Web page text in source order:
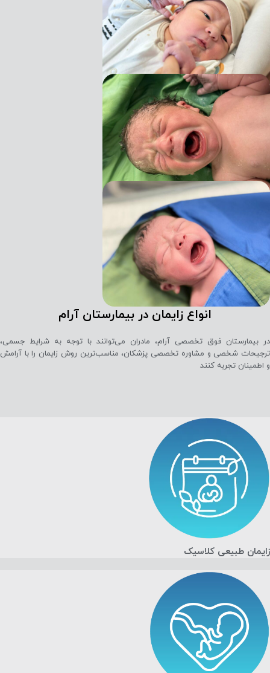
انواع زایمان در بیمارستان آرام
در بیمارستان فوق تخصصی آرام، مادران می‌توانند با توجه به شرایط جسمی،
ترجیحات شخصی و مشاوره تخصصی پزشکان، مناسب‌ترین روش زایمان را با آرامش
و اطمینان تجربه کنند
زایمان طبیعی کلاسیک